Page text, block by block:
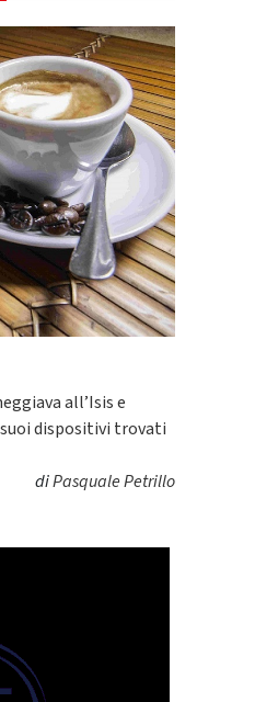
all’Isis e
dispositivi trovati
diPasquale Petrillo